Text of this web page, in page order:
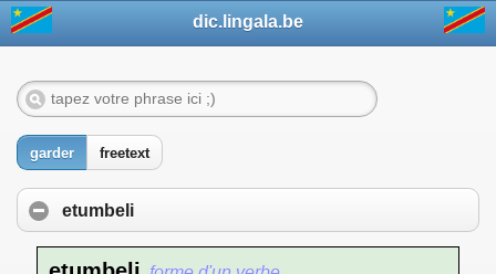
dic.lingala.be
garder freetext
etumbeli